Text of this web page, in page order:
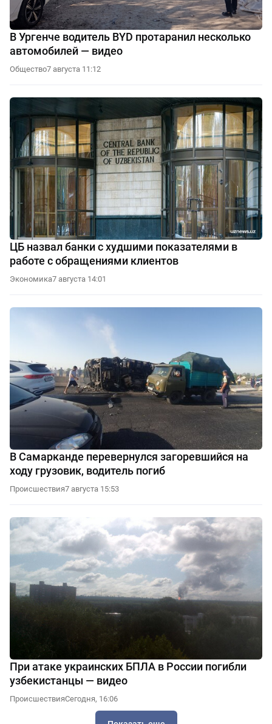
В Ургенче водитель BYD протаранил несколько
автомобилей — видео
Общество7 августа 11:12
ЦБ назвал банки с худшими показателями в
работе с обращениями клиентов
Экономика7 августа 14:01
В Самарканде перевернулся загоревшийся на
ходу грузовик, водитель погиб
Происшествия7 августа 15:53
При атаке украинских БПЛА в России погибли
узбекистанцы — видео
ПроисшествияСегодня, 16:06